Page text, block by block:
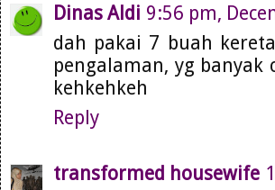
Dinas Aldi 9:56 pm,
dah pakai 7 buah
pengalaman, yg banyak
kehkehkeh
Reply
transformed housewife